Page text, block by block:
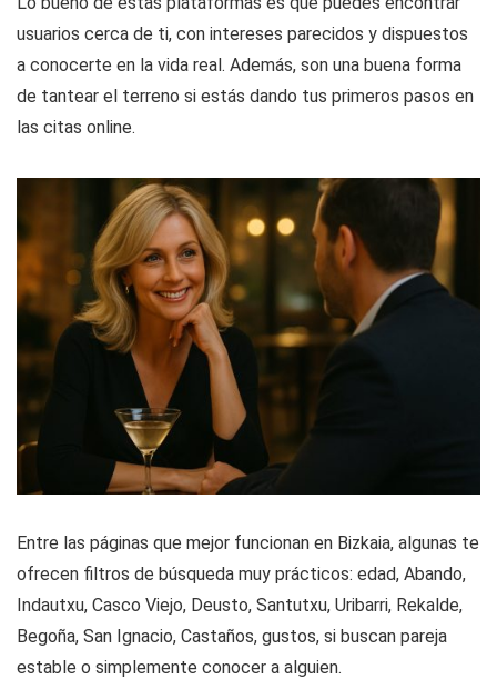
usuarios cerca de ti, con intereses parecidos y dispuestos
a conocerte en la vida real. Además, son una buena forma
de tantear el terreno si estás dando tus primeros pasos en
las citas online.
Entre las páginas que mejor funcionan en Bizkaia, algunas te
ofrecen filtros de búsqueda muy prácticos: edad, Abando,
Indautxu, Casco Viejo, Deusto, Santutxu, Uribarri, Rekalde,
Begoña, San Ignacio, Castaños, gustos, si buscan pareja
estable o simplemente conocer a alguien.